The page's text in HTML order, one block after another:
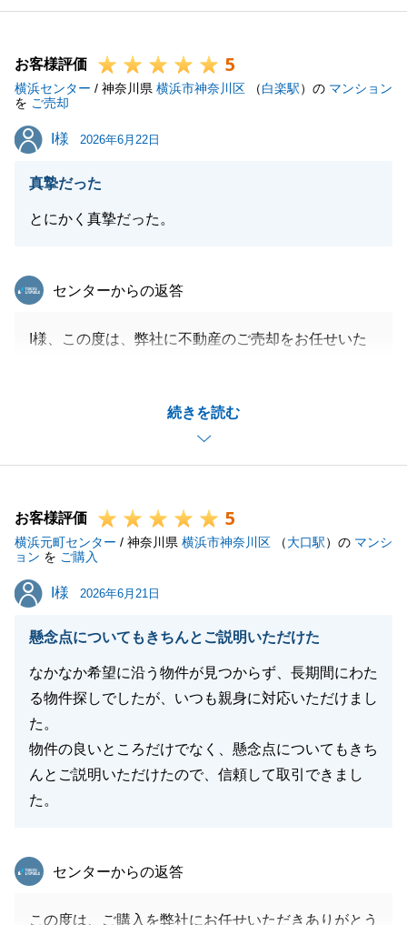
きない中で、たくさんのご協力ありがとうございまし
また不動産の事でお困り事がございましたらお気軽に
お申し付けください。
今後ともよろしくお願いいたします。
お客様評価 5
横浜センター / 神奈川県 横浜市神奈川区 （白楽駅）の マンション
を ご売却
I様
I様 2026年6月22日
真摯だった
とにかく真摯だった。
続きを読む
東急リバブル
センターからの返答
I様、この度は、弊社に不動産のご売却をお任せいた
三脚で意見交換を重ねながら進められたことが、今回
の良き結果に結びついたものと確信しております。
今後とも、不動産に関することでお困り事がございま
末永いお付き合いのほど、何卒よろしくお願い申し上
げます。
お客様評価 5
横浜元町センター / 神奈川県 横浜市神奈川区 （大口駅）の マンシ
ョン を ご購入
I様
I様 2026年6月21日
懸念点についてもきちんとご説明いただけた
なかなか希望に沿う物件が見つからず、長期間にわた
る物件探しでしたが、いつも親身に対応いただけまし
た。
物件の良いところだけでなく、懸念点についてもきち
んとご説明いただけたので、信頼して取引できまし
た。
東急リバブル
センターからの返答
この度は、ご購入を弊社にお任せいただきありがとう